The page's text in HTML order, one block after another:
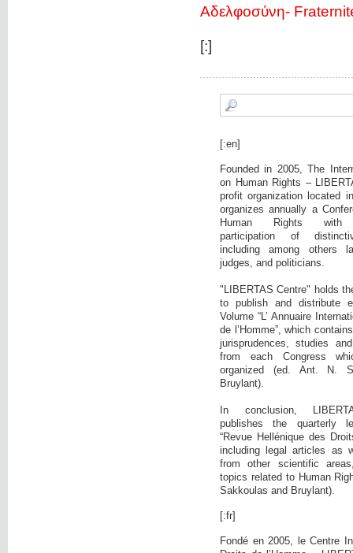
Αδελφοσύνη-
[:]
[:en]
Founded in 2005, The
on Human Rights –
profit organization located
organizes annually a
Human Rights with
participation of
including among others
judges, and politicians.
"LIBERTAS Centre" holds
to publish and distribute
Volume “L’ Annuaire
de l’Homme”, which
jurisprudences, studies
from each Congress
organized (ed. Ant. N.
Bruylant).
In conclusion,
publishes the quarterly
“Revue Hellénique des
including legal articles as
from other scientific
topics related to Human
Sakkoulas and Bruylant).
[:fr]
Fondé en 2005, le Centre